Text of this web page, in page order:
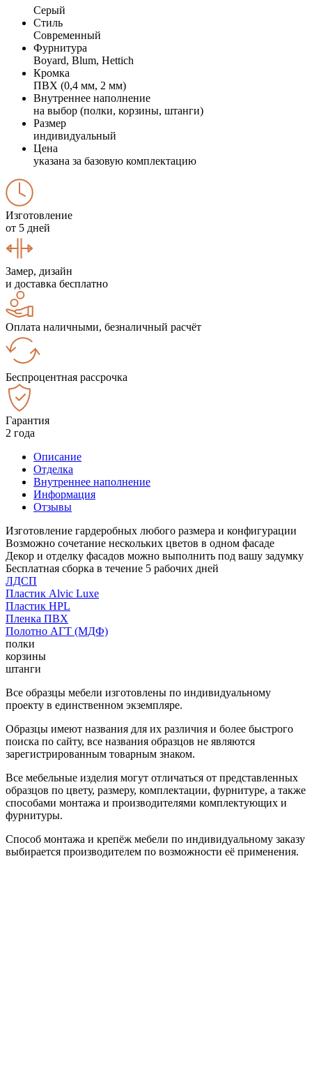
Серый
Стиль
Современный
Фурнитура
Boyard, Blum, Hettich
Кромка
ПВХ (0,4 мм, 2 мм)
Внутреннее наполнение
на выбор (полки, корзины, штанги)
Размер
индивидуальный
Цена
указана за базовую комплектацию
Изготовление
от 5 дней
Замер, дизайн
и доставка бесплатно
Оплата наличными, безналичный расчёт
Беспроцентная рассрочка
Гарантия
2 года
Описание
Отделка
Внутреннее наполнение
Информация
Отзывы
Изготовление гардеробных любого размера и конфигурации
Возможно сочетание нескольких цветов в одном фасаде
Декор и отделку фасадов можно выполнить под вашу задумку
Бесплатная сборка в течение 5 рабочих дней
ЛДСП
Пластик Alvic Luxe
Пластик HPL
Пленка ПВХ
Полотно АГТ (МДФ)
полки
корзины
штанги
Все образцы мебели изготовлены по индивидуальному
проекту в единственном экземпляре.
Образцы имеют названия для их различия и более быстрого
поиска по сайту, все названия образцов не являются
зарегистрированным товарным знаком.
Все мебельные изделия могут отличаться от представленных
образцов по цвету, размеру, комплектации, фурнитуре, а также
способами монтажа и производителями комплектующих и
фурнитуры.
Способ монтажа и крепёж мебели по индивидуальному заказу
выбирается производителем по возможности её применения.